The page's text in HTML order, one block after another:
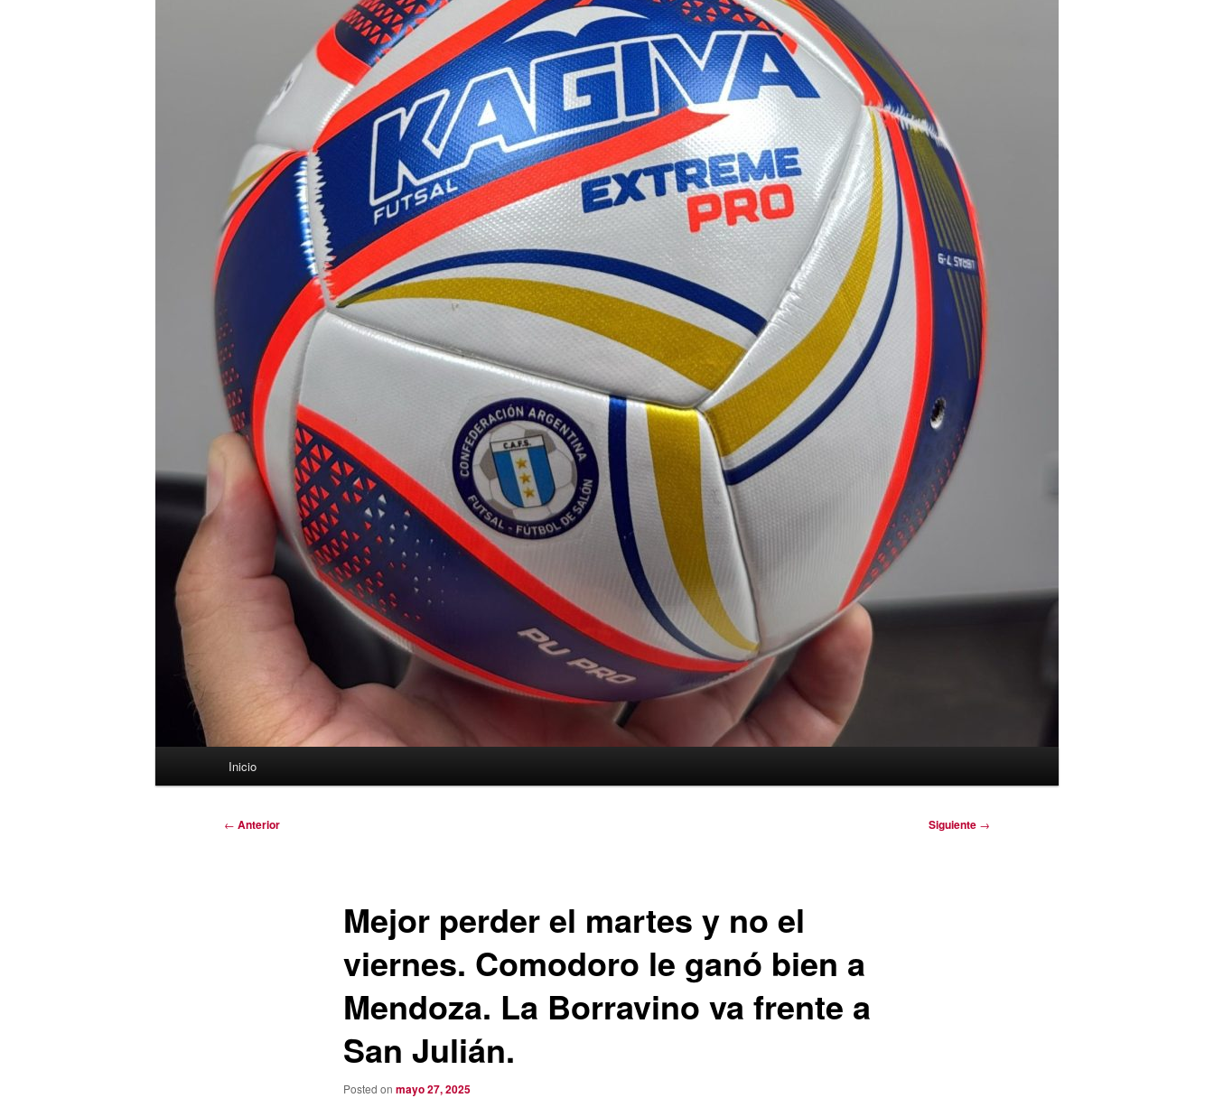
Inicio
Navegación
← Anterior Siguiente →
Mejor perder el martes y no el
viernes. Comodoro le ganó bien a
Mendoza. La Borravino va frente a
San Julián.
Posted on mayo 27, 2025